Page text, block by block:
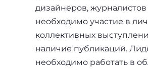
дизайнеров, журналистов
необходимо участие в
коллективных
наличие публикаций.
необходимо работать в